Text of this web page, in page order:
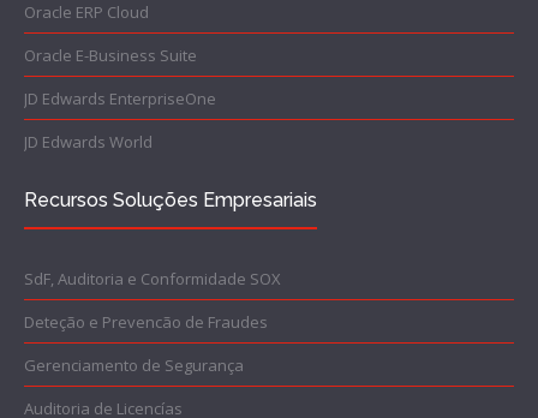
Oracle ERP Cloud
Oracle E-Business Suite
JD Edwards EnterpriseOne
JD Edwards World
Recursos Soluções Empresariais
SdF, Auditoria e Conformidade SOX
Deteção e Prevencão de Fraudes
Gerenciamento de Segurança
Auditoria de Licencías